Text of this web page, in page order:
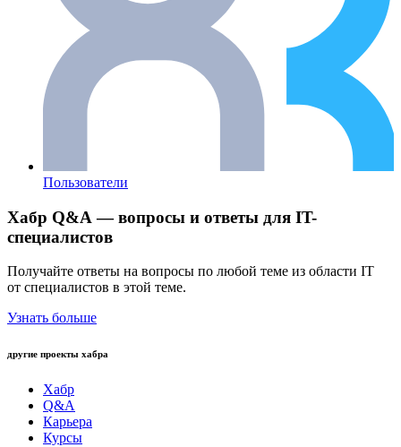
Пользователи
Хабр Q&A — вопросы и ответы для IT-
специалистов
Получайте ответы на вопросы по любой теме из области IT
от специалистов в этой теме.
Узнать больше
другие проекты хабра
Хабр
Q&A
Карьера
Курсы